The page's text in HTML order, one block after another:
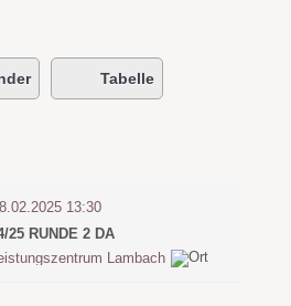
Tabelle
13:30
25 RUNDE 2 DA
Lambach